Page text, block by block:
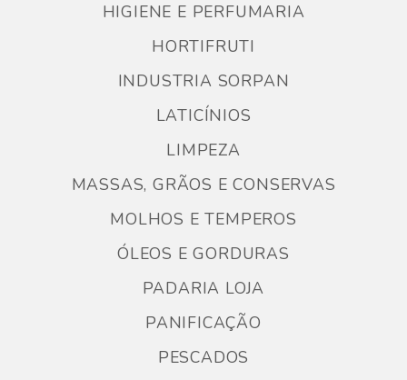
HIGIENE E PERFUMARIA
HORTIFRUTI
INDUSTRIA SORPAN
LATICÍNIOS
LIMPEZA
MASSAS, GRÃOS E CONSERVAS
MOLHOS E TEMPEROS
ÓLEOS E GORDURAS
PADARIA LOJA
PANIFICAÇÃO
PESCADOS